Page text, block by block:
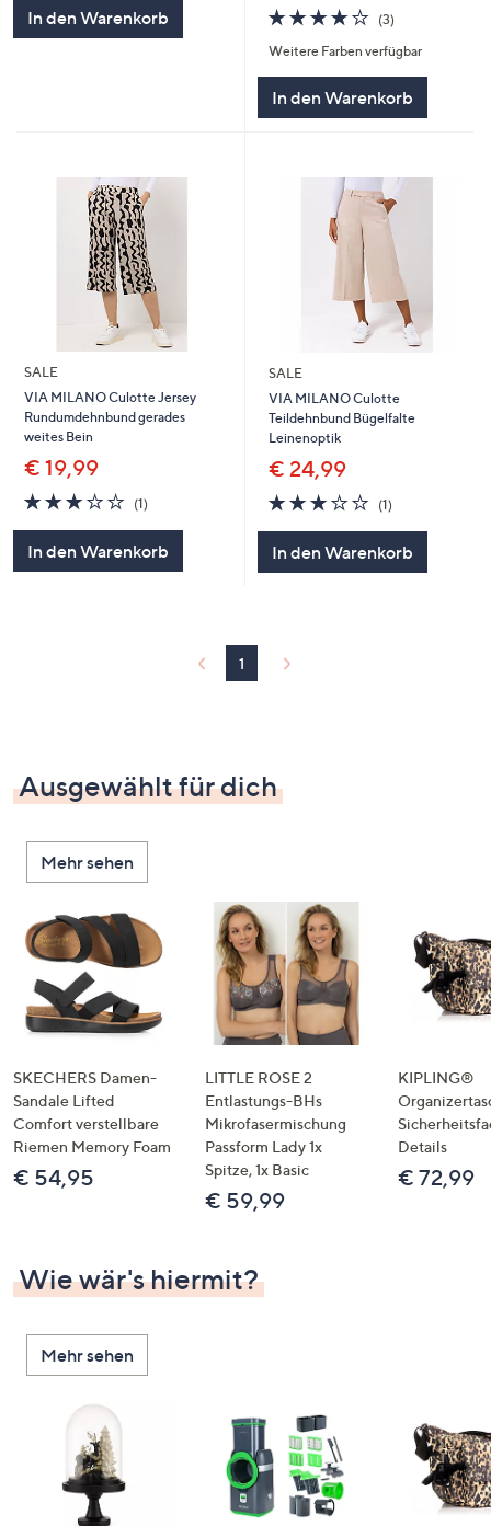
In den Warenkorb
3.7
von
5
(3)3
Weitere Farben verfügbar
In den Warenkorb
SALE
VIA MILANO Culotte Jersey
Rundumdehnbund gerades
weites Bein
€ 19,99
3.0
von
(1)1
In den Warenkorb
SALE
VIA MILANO Culotte
Teildehnbund Bügelfalte
Leinenoptik
€ 24,99
3.0
von
(1)1
In den Warenkorb
1
Ausgewählt für dich
Mehr sehen
SKECHERS Damen-
Sandale Lifted
Comfort verstellbare
Riemen Memory Foam
€ 54,95
LITTLE ROSE 2
Entlastungs-BHs
Mikrofasermischung
Passform Lady 1x
Spitze, 1x Basic
€ 59,99
KIPLING®
Details
€ 72,99
Wie wär's hiermit?
Mehr sehen